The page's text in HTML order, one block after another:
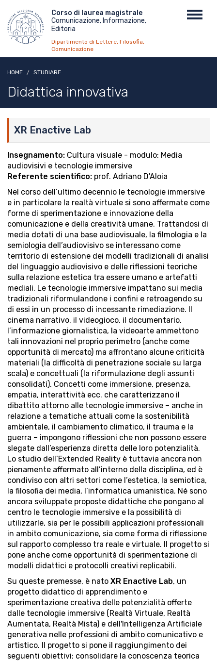
contenuto
principale
Menu
top
Corso di laurea magistrale
Comunicazione, Informazione,
Editoria
Dipartimento di Lettere, Filosofia,
Comunicazione
HOME STUDIARE
Didattica innovativa
XR Enactive Lab
Insegnamento: Cultura visuale - modulo: Media
audiovisivi e tecnologie immersive
Referente scientifico: prof. Adriano D'Aloia
Nel corso dell’ultimo decennio le tecnologie immersive
e in particolare la realtà virtuale si sono affermate come
forme di sperimentazione e innovazione della
comunicazione e della creatività umane. Trattandosi di
media dotati di una base audiovisuale, la filmologia e la
semiologia dell’audiovisivo se interessano come
territorio di estensione dei modelli tradizionali di analisi
del linguaggio audiovisivo e delle riflessioni teoriche
sulla relazione estetica tra essere umano e artefatti
mediali. Le tecnologie immersive impattano sui media
tradizionali riformulandone i confini e retroagendo su
di essi in un processo di incessante rimediazione. Il
cinema narrativo, il videogioco, il documentario,
l’informazione giornalistica, la videoarte ammettono
tali innovazioni nel proprio perimetro (anche come
opportunità di mercato) ma affrontano alcune criticità
materiali (la difficoltà di penetrazione sociale su larga
scala) e concettuali (la riformulazione degli assunti
consolidati). Concetti come immersione, presenza,
empatia, interattività ecc. che caratterizzano il
dibattito attorno alle tecnologie immersive – anche in
relazione a tematiche attuali come la sostenibilità
ambientale, il cambiamento climatico, il trauma e la
guerra – impongono riflessioni che non possono essere
slegate dall’esperienza diretta delle loro potenzialità.
Lo studio dell’Extended Reality è tuttavia ancora non
pienamente affermato all’interno della disciplina, ed è
condiviso con altri settori come l’estetica, la semiotica,
la filosofia dei media, l’informatica umanistica. Né sono
ancora sviluppate proposte didattiche che pongano al
centro le tecnologie immersive e la possibilità di
utilizzarle, sia per le possibili applicazioni professionali
in ambito comunicazione, sia come forma di riflessione
sul rapporto complesso tra reale e virtuale. Il progetto si
pone anche come opportunità di sperimentazione di
modelli didattici e protocolli creativi replicabili.
Su queste premesse, è nato XR Enactive Lab, un
progetto didattico di apprendimento e
sperimentazione creativa delle potenzialità offerte
dalle tecnologie immersive (Realtà Virtuale, Realtà
Aumentata, Realtà Mista) e dell'Intelligenza Artificiale
generativa nelle professioni di ambito comunicativo e
artistico. Il progetto si pone il raggiungimento dei
seguenti obiettivi: consolidare la conoscenza teorica